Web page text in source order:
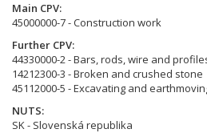
Main CPV
45000000-7 - Construction work
Further CPV
44330000-2 - Bars, rods, wire and
14212300-3 - Broken and crushed stone
45112000-5 - Excavating and
NUTS
SK - Slovenská republika